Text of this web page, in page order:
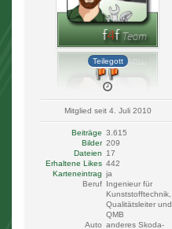
Teilegott
Mitglied seit 4. Juli 2010
Beiträge 3.615
Bilder 209
Dateien
17
Erhaltene Likes 442
Karteneintrag ja
Beruf Ingenieur für
Kunststofftechnik,
Qualitätsleiter und
QMB
Auto anderes Skoda-